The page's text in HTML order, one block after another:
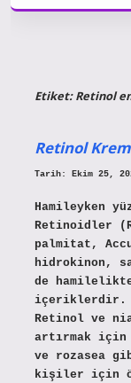
Etiket:Retinol
Retinol
Tarih: Ekim 25,
Hamileyken
Retinoidler
palmitat,
hidrokinon,
de hamilelikte
içeriklerdir.
Retinol ve
artırmak
ve rozasea
kişiler için